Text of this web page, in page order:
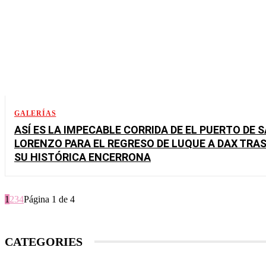
GALERÍAS
ASÍ ES LA IMPECABLE CORRIDA DE EL PUERTO DE
LORENZO PARA EL REGRESO DE LUQUE A DAX TRAS
SU HISTÓRICA ENCERRONA
1 234Página 1 de 4
CATEGORIES